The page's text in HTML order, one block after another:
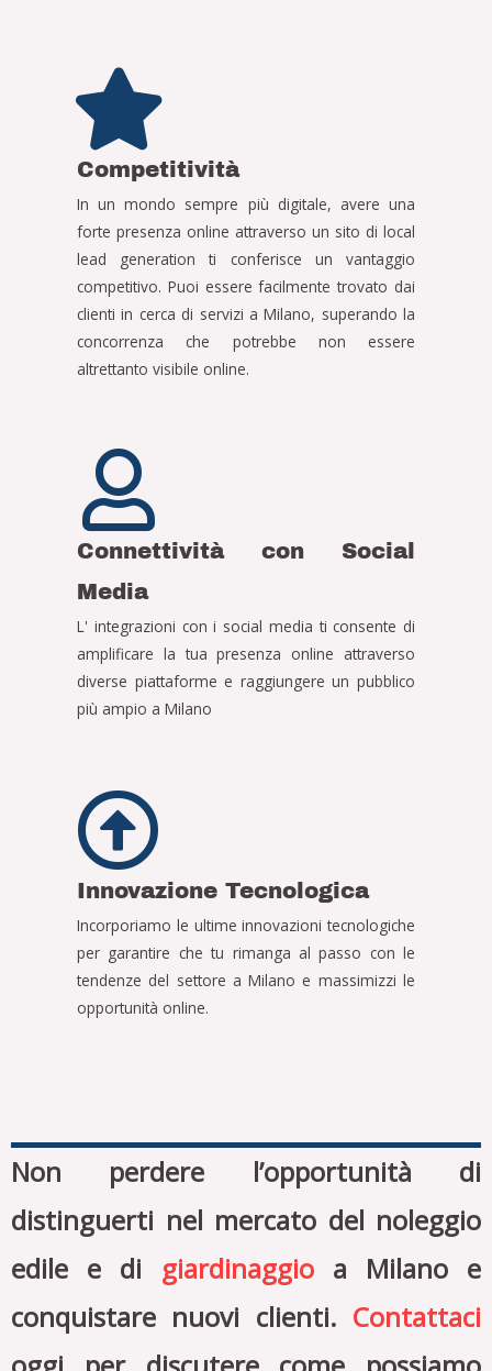
Competitività
In un mondo sempre più digitale, avere una
forte presenza online attraverso un sito di local
lead generation ti conferisce un vantaggio
competitivo. Puoi essere facilmente trovato dai
clienti in cerca di servizi a Milano, superando la
concorrenza che potrebbe non essere
altrettanto visibile online.
Connettività con Social
Media
L' integrazioni con i social media ti consente di
amplificare la tua presenza online attraverso
diverse piattaforme e raggiungere un pubblico
più ampio a Milano
Innovazione Tecnologica
Incorporiamo le ultime innovazioni tecnologiche
per garantire che tu rimanga al passo con le
tendenze del settore a Milano e massimizzi le
opportunità online.
Non perdere l’opportunità di
distinguerti nel mercato del noleggio
edile e di giardinaggioa Milano e
conquistare nuovi clienti. Contattaci